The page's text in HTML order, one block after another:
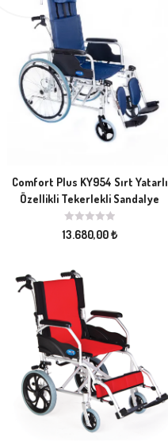
Comfort Plus KY954 Sırt Yatarlı
Özellikli Tekerlekli Sandalye
13.680,00₺